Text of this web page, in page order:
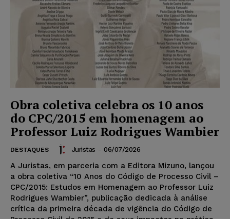
Obra coletiva celebra os 10 anos
do CPC/2015 em homenagem ao
Professor Luiz Rodrigues Wambier
DESTAQUES Juristas - 06/07/2026
A Juristas, em parceria com a Editora Mizuno, lançou
a obra coletiva “10 Anos do Código de Processo Civil –
CPC/2015: Estudos em Homenagem ao Professor Luiz
Rodrigues Wambier”, publicação dedicada à análise
crítica da primeira década de vigência do Código de